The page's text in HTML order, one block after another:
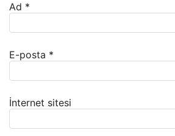
Ad *
E-posta *
İnternet sitesi